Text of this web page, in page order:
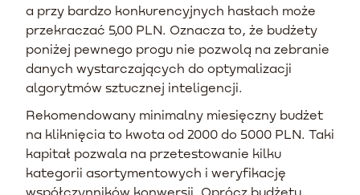
a przy bardzo konkurencyjnych hasłach może
przekraczać 5,00 PLN. Oznacza to, że budżety
poniżej pewnego progu nie pozwolą na zebranie
danych wystarczających do optymalizacji
algorytmów sztucznej inteligencji.
Rekomendowany minimalny miesięczny budżet
na kliknięcia to kwota od 2000 do 5000 PLN. Taki
kapitał pozwala na przetestowanie kilku
kategorii asortymentowych i weryfikację
współczynników konwersji. Oprócz budżetu